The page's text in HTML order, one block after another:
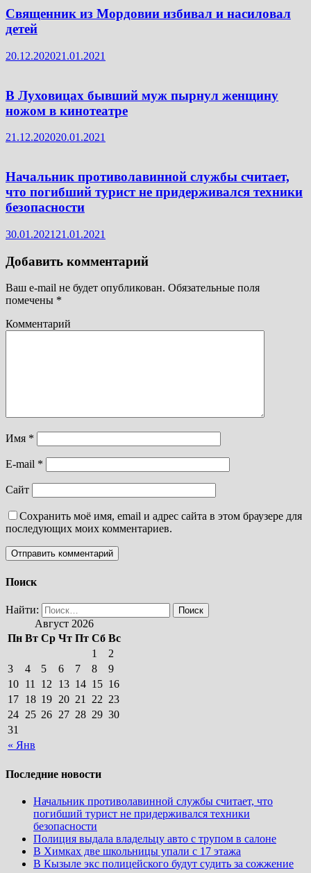
Священник из Мордовии избивал и насиловал
детей
20.12.202021.01.2021
В Луховицах бывший муж пырнул женщину
ножом в кинотеатре
21.12.202020.01.2021
Начальник противолавинной службы считает,
что погибший турист не придерживался техники
безопасности
30.01.2021 21.01.2021
Добавить комментарий
Ваш e-mail не будет опубликован. Обязательные поля
помечены *
Комментарий
Имя *
E-mail *
Сайт
Сохранить моё имя, email и адрес сайта в этом браузере для
последующих моих комментариев.
Поиск
Найти:
Август 2026
Пн Вт Ср Чт Пт Сб Вс
« Янв
1
2
3
4 5 6 7 8
9
10 11 12 13 14 15 16
17 18 19 20 21 22 23
24 25 26 27 28 29 30
31
Последние новости
Начальник противолавинной службы считает, что
погибший турист не придерживался техники
безопасности
Полиция выдала владельцу авто с трупом в салоне
В Химках две школьницы упали с 17 этажа
В Кызыле экс полицейского будут судить за сожжение